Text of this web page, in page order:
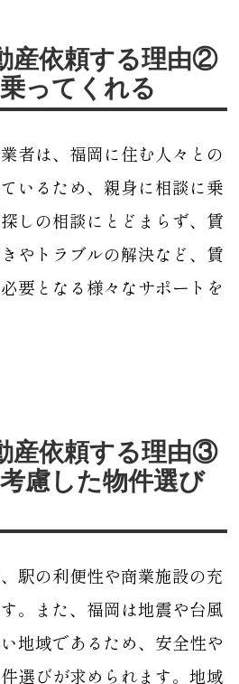
産依頼する理由②
ってくれる
者は、福岡に住む人々との
いるため、親身に相談に乗
しの相談にとどまらず、賃
やトラブルの解決など、賃
要となる様々なサポートを
産依頼する理由③
慮した物件選び
駅の利便性や商業施設の充
。また、福岡は地震や台風
地域であるため、安全性や
選びが求められます。地域